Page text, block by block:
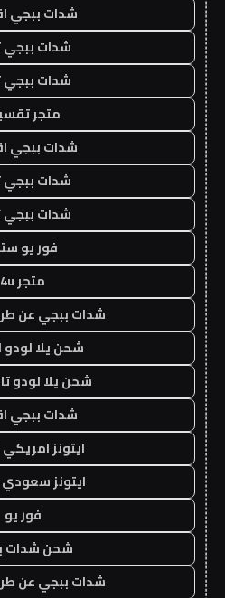
شدات ببجي
شدات ببجي
شدات ببجي
متجر
شدات ببجي
شدات ببجي
شدات ببجي
فور يو
متجر 4u
شدات ببجي عن
شحن يلا
شحن يلا لودو
شدات ببجي
ايتونز
ايتونز
فور يو
شحن شدات
شدات ببجي عن